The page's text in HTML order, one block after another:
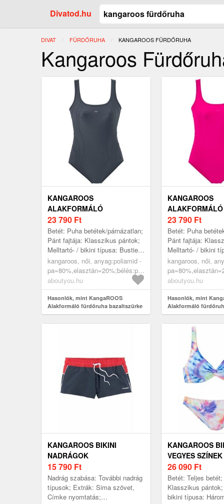
Divatod.hu
DIVAT FÜRDŐRUHA JELENLEGI:
KANGAROOS FÜRDŐRUHA
Kangaroos
KANGAROOS
ALAKFORMÁLÓ
FÜRDŐRUHA
BAZALTSZÜRKE
23 790 Ft
Betét: Puha betétek/párnázatlan;
Pánt fajtája: Klasszikus pántok;
Melltartó- / bikini típusa: Bustier;
Merevítő: Merevítő nélkül; Minta:
Univerzáli...
kangaroos, női, anyag:poliamid -
pa=80%,elasztán=20%;bélés:poliamid
- pa=100%, ruházat, fürdőruhák,
alakformáló fürdőruhák,
bazaltszürke
aboutyou.hu
Hasonlók, mint KangaROOS
Alakformáló fürdőruha bazaltszürke
KANGAROOS
ALAKFORMÁLÓ
FÜRDŐRUHA
23 790 Ft
Betét: Puha
Pánt fajtája:
Melltartó- / bikini
Merevítő: Merevítő
Univerzáli...
kangaroos, női,
- pa=100%,
alakformáló
aboutyou.hu
Hasonlók, mint
Alakformáló
KANGAROOS BIKINI
NADRÁGOK
TENGERÉSZKÉK / PIROS
15 790 Ft
Nadrág szabása: További nadrág
típusok; Extrák: Sima szövet,
Címke nyomtatás;
KANGAROOS
VEGYES SZÍNEK
26 090 Ft
Betét: Teljes
Klasszikus
bikini típusa: